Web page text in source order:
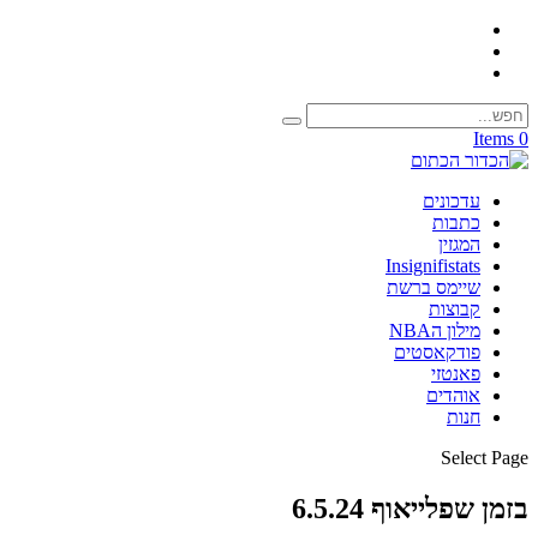
0 Items
עדכונים
כתבות
המגזין
Insignifistats
שיימס ברשת
קבוצות
מילון הNBA
פודקאסטים
פאנטזי
אוהדים
חנות
Select Page
בזמן שפלייאוף 6.5.24